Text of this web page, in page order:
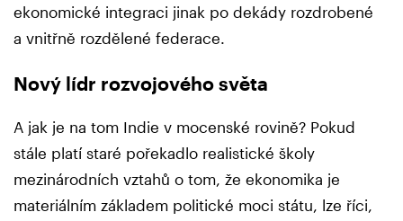
ekonomické integraci jinak po dekády rozdrobené
a vnitřně rozdělené federace.
Nový lídr rozvojového světa
A jak je na tom Indie v mocenské rovině? Pokud
stále platí staré pořekadlo realistické školy
mezinárodních vztahů o tom, že ekonomika je
materiálním základem politické moci státu, lze říci,